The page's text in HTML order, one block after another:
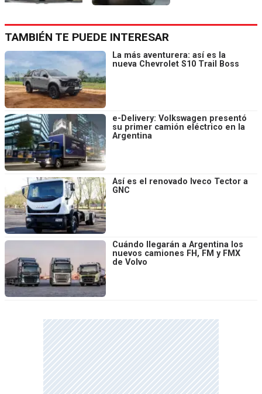
TAMBIÉN TE PUEDE INTERESAR
La más aventurera: así es la
nueva Chevrolet S10 Trail Boss
e-Delivery: Volkswagen presentó
su primer camión eléctrico en la
Argentina
Así es el renovado Iveco Tector a
GNC
Cuándo llegarán a Argentina los
nuevos camiones FH, FM y FMX
de Volvo